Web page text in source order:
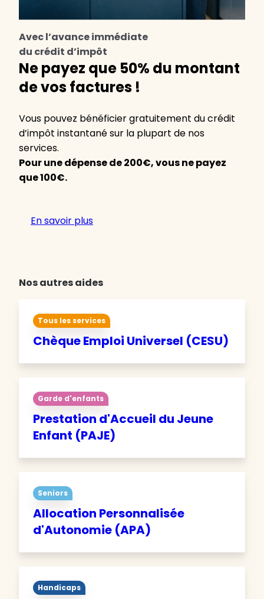
Avec l’avance immédiate
du crédit d’impôt
Ne payez que 50% du montant
de vos factures !
Vous pouvez bénéficier gratuitement du crédit
d’impôt instantané sur la plupart de nos
services.
Pour une dépense de 200€, vous ne payez
que 100€.
En savoir plus
Nos autres aides
Tous les services
Chèque Emploi Universel (CESU)
Garde d'enfants
Prestation d'Accueil du Jeune
Enfant (PAJE)
Seniors
Allocation Personnalisée
d'Autonomie (APA)
Handicaps